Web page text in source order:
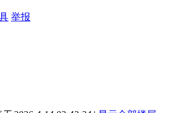
举报